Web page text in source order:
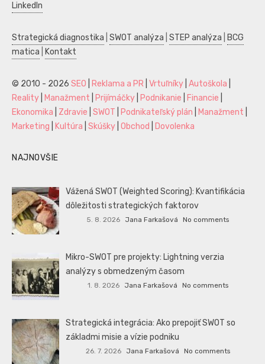
LinkedIn
Strategická diagnostika SWOT analýza STEP analýza
BCG
matica
Kontakt
© 2010 - 2026 SEO Reklama a PR Vrtuľníky Autoškola
Reality
Manažment Prijímáčky Podnikanie Financie
Ekonomika
Zdravie SWOT Podnikateľský plán Manažment
Marketing
Kultúra Skúšky Obchod Dovolenka
NAJNOVŠIE
Vážená SWOT (Weighted Scoring): Kvantifikácia
dôležitosti strategických faktorov
5. 8. 2026 Jana Farkašová No comments
Mikro-SWOT pre projekty: Lightning verzia
analýzy s obmedzeným časom
1. 8. 2026 Jana Farkašová No comments
Strategická integrácia: Ako prepojiť SWOT so
základmi misie a vízie podniku
26. 7. 2026 Jana Farkašová No comments